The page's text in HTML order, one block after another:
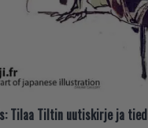
Tilaa Tiltin uutiskirje ja